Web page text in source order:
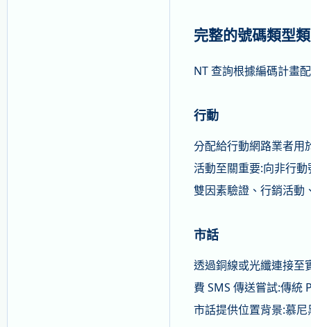
完整的號碼類型
NT 查詢根據編碼計畫
行動
分配給行動網路業者用
活動至關重要:向非行
雙因素驗證、行銷活動
市話
透過銅線或光纖連接至
費 SMS 傳送嘗試:傳統
市話提供位置背景:慕